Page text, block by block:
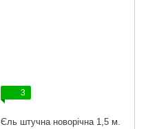
3
Єль штучна новорічна 1,5 м.